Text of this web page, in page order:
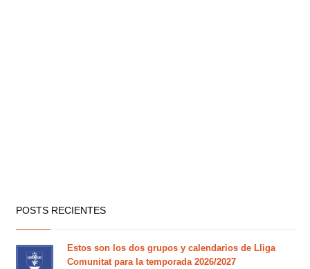
POSTS RECIENTES
Estos son los dos grupos y calendarios de Lliga
Comunitat para la temporada 2026/2027